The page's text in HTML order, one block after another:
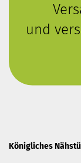
und
Königliches